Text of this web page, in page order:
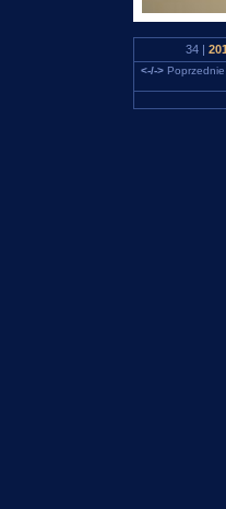
34 |
<-/->Poprzednie